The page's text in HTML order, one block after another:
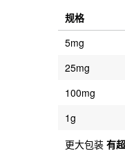
规格
5mg
25mg
100mg
1g
更大包装 有